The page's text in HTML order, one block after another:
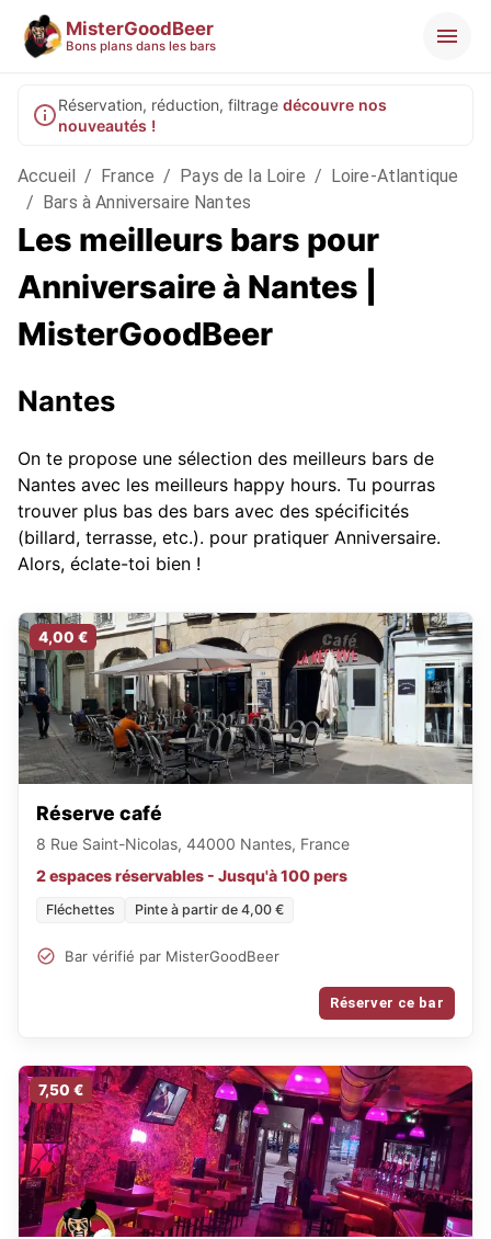
MisterGoodBeer
Bons plans dans les bars
Réservation, réduction, filtrage découvre nos
nouveautés !
Accueil / France / Pays de la Loire / Loire-Atlantique
/ Bars à Anniversaire Nantes
Les meilleurs bars pour
Anniversaire à Nantes |
MisterGoodBeer
Nantes
On te propose une sélection des meilleurs bars de
Nantes avec les meilleurs happy hours. Tu pourras
trouver plus bas des bars avec des spécificités
(billard, terrasse, etc.). pour pratiquer Anniversaire.
Alors, éclate-toi bien !
4,00 €
Réserve café
8 Rue Saint-Nicolas, 44000 Nantes, France
2 espaces réservables - Jusqu'à 100 pers
Fléchettes Pinte à partir de 4,00 €
Bar vérifié par MisterGoodBeer
Réserver ce bar
7,50 €